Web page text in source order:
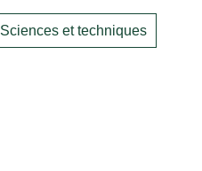
Sciences et techniques